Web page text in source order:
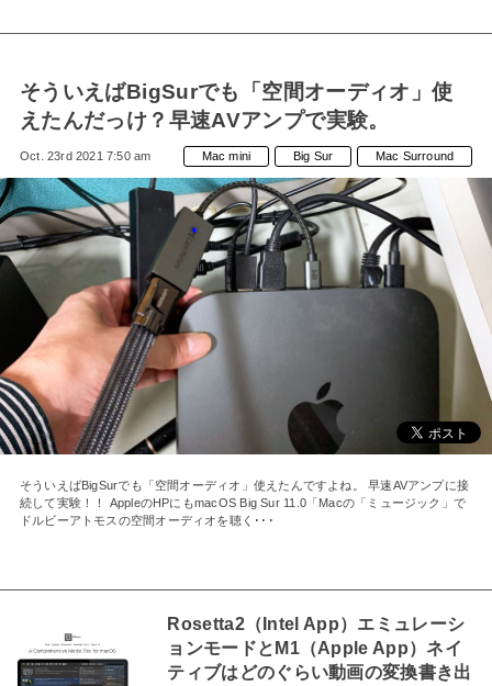
そういえばBigSurでも「空間オーディオ」使
えたんだっけ？早速AVアンプで実験。
Oct. 23rd 2021 7:50 am Mac mini Big Sur Mac Surround
そういえばBigSurでも「空間オーディオ」使えたんですよね。 早速AVアンプに接
続して実験！！ AppleのHPにもmacOS Big Sur 11.0「Macの「ミュージック」で
ドルビーアトモスの空間オーディオを聴く･･･
Rosetta2（Intel App）エミュレーシ
ョンモードとM1（Apple App）ネイ
ティブはどのぐらい動画の変換書き出